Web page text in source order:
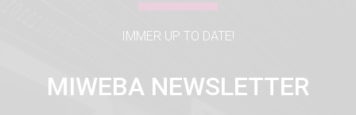
IMMER UP TO DATE!
MIWEBA NEWSLETTER